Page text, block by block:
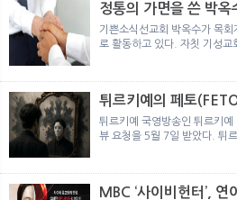
정통의 가면을 쓴 박옥
기쁜소식선교회 박옥수가 목
로 활동하고 있다. 자칫 기성교
튀르키예의 페토
튀르키예 국영방송인 튀르키
뷰 요청을 5월 7일 받았다. 튀
MBC ‘사이비헌터’, 연